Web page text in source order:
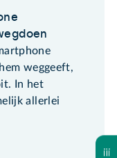
weggeeft,
In het
allerlei